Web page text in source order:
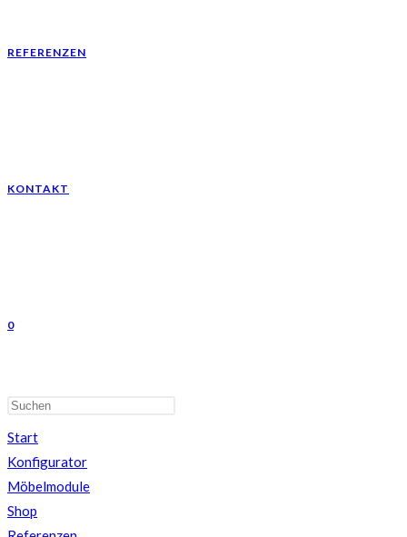
REFERENZEN
KONTAKT
0
Start
Konfigurator
Möbelmodule
Shop